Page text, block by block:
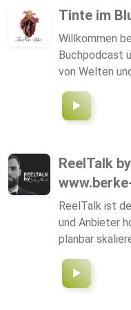
Tinte im
Willkommen
Buchpodcast
von Welten
kontroverse
Schreiben
gebracht. Ich
wird, wenn ihr
💖 Folgt mir
ReelTalk
ReelTalk ist
und Anbieter
planbar
wie
einem